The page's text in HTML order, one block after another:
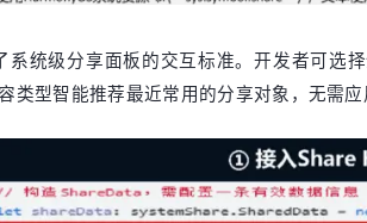
系统级分享面板的交互标准。开发者可
类型智能推荐最近常用的分享对象，无需应